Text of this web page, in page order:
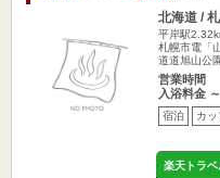
北海道 /
平岸駅
札幌市電「
道道旭山公
営業時間
入浴料金 ～
宿泊 カ
楽天トラ